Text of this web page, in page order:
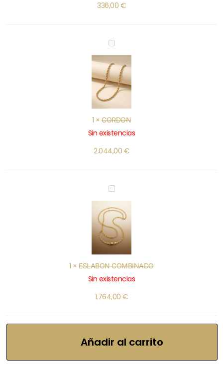
336,00 €
CORDON
1 × CORDON
Sin existencias
2.044,00 €
ESLABON
COMBINADO
1 ×ESLABON COMBINADO
Sin existencias
1.764,00 €
Añadir al carrito